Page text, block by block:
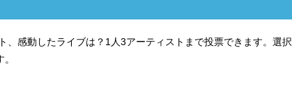
、感動したライブは？1人3アーティストまで投票できます。選択